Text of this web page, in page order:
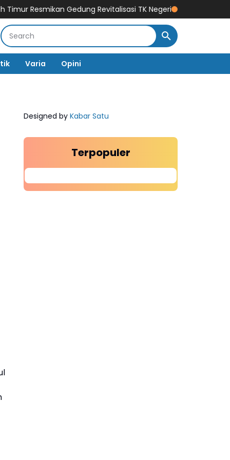
Gedung Revitalisasi TK Negeri Taruna Akmil Perkuat
Varia Opini
Designed by Kabar Satu
Terpopuler